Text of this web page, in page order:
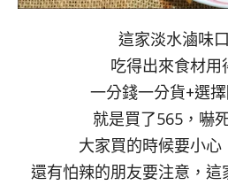
這家淡水滷味
吃得出來食材用
一分錢一分貨+選
就是買了565，嚇
大家買的時候要小心
還有怕辣的朋友要注意，這